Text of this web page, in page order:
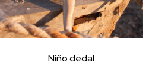
Niño dedal